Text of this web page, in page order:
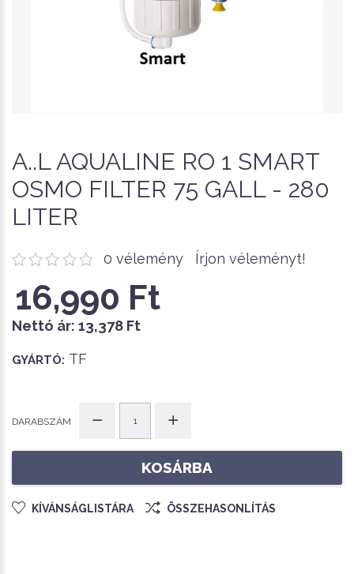
A..L AQUALINE RO 1 SMART
OSMO FILTER 75 GALL - 280
LITER
0 vélemény Írjon véleményt!
16,990 Ft
Nettó ár: 13,378 Ft
GYÁRTÓ: TF
DARABSZÁM
KOSÁRBA
KÍVÁNSÁGLISTÁRA ÖSSZEHASONLÍTÁS